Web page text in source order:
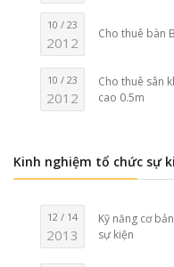
10 / 23
2012 Cho thuê bàn
10 / 23
2012
Cho thuê sân
cao 0.5m
Kinh nghiệm tổ chức sự
12 / 14
2013
Kỹ năng cơ
sự kiện